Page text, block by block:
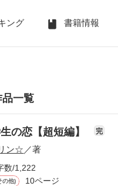
ング 書籍情報
一覧
の恋【超短編】 完
ン☆ ／著
数/1,222
の他) 10ページ